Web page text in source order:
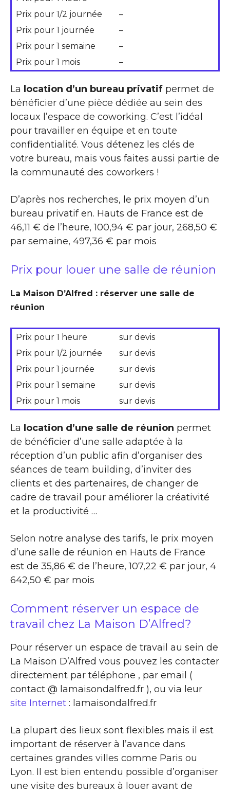
Prix pour 1/2 journée
–
Prix pour 1 journée
–
Prix pour 1 semaine
–
Prix pour 1 mois
–
La location d’un bureau privatif permet de
bénéficier d’une pièce dédiée au sein des
locaux l’espace de coworking. C’est l’idéal
pour travailler en équipe et en toute
confidentialité. Vous détenez les clés de
votre bureau, mais vous faites aussi partie de
la communauté des coworkers !
D’après nos recherches, le prix moyen d’un
bureau privatif en. Hauts de France est de
46,11 € de l’heure, 100,94 € par jour, 268,50 €
par semaine, 497,36 € par mois
Prix pour louer une salle de réunion
La Maison D’Alfred : réserver une salle de
réunion
Prix pour 1 heure
sur devis
Prix pour 1/2 journée
sur devis
Prix pour 1 journée
sur devis
Prix pour 1 semaine
sur devis
Prix pour 1 mois
sur devis
La location d’une salle de réunion permet
de bénéficier d’une salle adaptée à la
réception d’un public afin d’organiser des
séances de team building, d’inviter des
clients et des partenaires, de changer de
cadre de travail pour améliorer la créativité
et la productivité …
Selon notre analyse des tarifs, le prix moyen
d’une salle de réunion en Hauts de France
est de 35,86 € de l’heure, 107,22 € par jour, 4
642,50 € par mois
Comment réserver un espace de
travail chez La Maison D’Alfred?
Pour réserver un espace de travail au sein de
La Maison D’Alfred vous pouvez les contacter
directement par téléphone , par email (
contact @ lamaisondalfred.fr ), ou via leur
site Internet : lamaisondalfred.fr
La plupart des lieux sont flexibles mais il est
important de réserver à l’avance dans
certaines grandes villes comme Paris ou
Lyon. Il est bien entendu possible d’organiser
une visite des bureaux à louer avant de